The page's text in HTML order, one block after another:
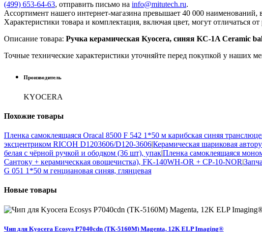
(499) 653-64-63, отправить письмо на info@mitutech.ru.
Ассортимент нашего интернет-магазина превышает 40 000 наименований,
Характеристики товара и комплектация, включая цвет, могут отличаться
Описание товара: Ручка керамическая Kyocera, синяя KC-1A Ceramic
Точные технические характеристики уточняйте перед покупкой у наших
Производитель
KYOCERA
Похожие товары
Пленка самоклеящаяся Oracal 8500 F 542 1*50 м карибская синяя
эксцентриком RICOH D1203606/D120-3606|Керамическая шариковая
белая с чёрной ручкой и ободком (36 шт), упак|Пленка самоклеящаяся
Сантоку + керамическкая овощечистка), FK-140WH-OR + CP-10-NOR|
G 051 1*50 м генциановая синяя, глянцевая
Новые товары
Чип для Kyocera Ecosys P7040cdn (TK-5160M) Magenta, 12K ELP Imaging®